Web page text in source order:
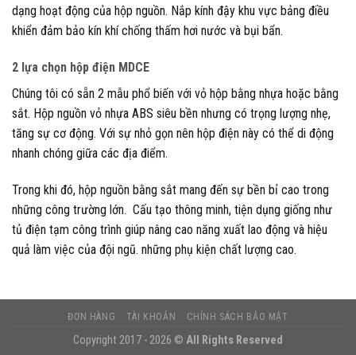
dạng hoạt động của hộp nguồn. Nắp kính đậy khu vực bảng điều
khiển đảm bảo kín khí chống thấm hơi nước và bụi bẩn.
2 lựa chọn hộp điện MDCE
Chúng tôi có sẵn 2 mẫu phổ biến với vỏ hộp bằng nhựa hoặc bằng
sắt. Hộp nguồn vỏ nhựa ABS siêu bền nhưng có trọng lượng nhẹ,
tăng sự cơ động. Với sự nhỏ gọn nên hộp điện này có thể di động
nhanh chóng giữa các địa điểm.
Trong khi đó, hộp nguồn bằng sắt mang đến sự bền bỉ cao trong
những công trường lớn. Cấu tạo thông minh, tiện dụng giống như
tủ điện tạm công trình giúp nâng cao năng xuất lao động và hiệu
quả làm việc của đội ngũ. những phụ kiện chất lượng cao.
ĐƠN HÀNG TÀI KHOẢN CHÍNH SÁCH BẢO MẬT
Copyright 2017 - 2026 © All Rights Reserved